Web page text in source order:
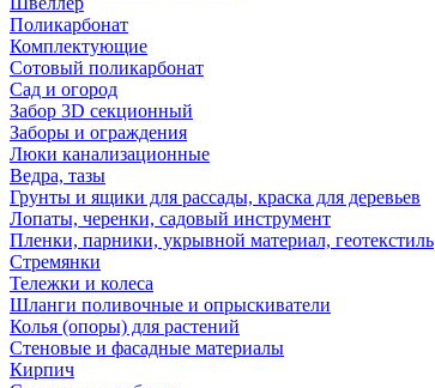
Поликарбонат
Комплектующие
Сотовый поликарбонат
Сад и огород
Забор 3D секционный
Заборы и ограждения
Люки канализационные
Ведра, тазы
Грунты и ящики для рассады, краска для деревьев
Лопаты, черенки, садовый инструмент
Пленки, парники, укрывной материал, геотекстиль
Стремянки
Тележки и колеса
Шланги поливочные и опрыскиватели
Колья (опоры) для растений
Стеновые и фасадные материалы
Кирпич